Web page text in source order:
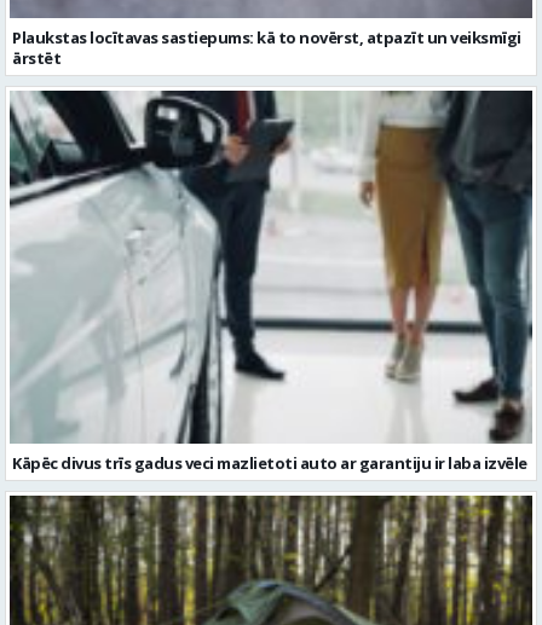
Kāpēc divus trīs gadus veci mazlietoti auto ar garantiju ir laba izvēle